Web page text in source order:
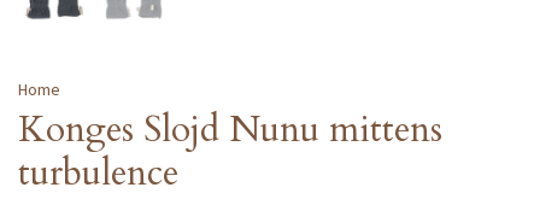
Home
Konges Slojd Nunu mittens
turbulence